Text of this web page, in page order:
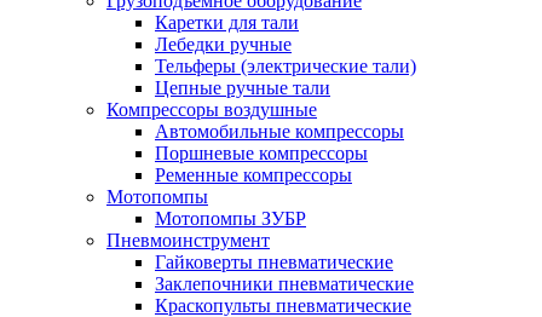
Каретки для тали
Лебедки ручные
Тельферы (электрические тали)
Цепные ручные тали
Компрессоры воздушные
Автомобильные компрессоры
Поршневые компрессоры
Ременные компрессоры
Мотопомпы
Мотопомпы ЗУБР
Пневмоинструмент
Гайковерты пневматические
Заклепочники пневматические
Краскопульты пневматические